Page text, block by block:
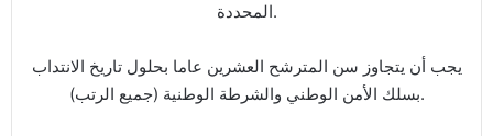
المحددة.
يجب أن يتجاوز سن المترشح العشرين عاما بحلول تاريخ الانتداب
بسلك الأمن الوطني والشرطة الوطنية (جميع الرتب).